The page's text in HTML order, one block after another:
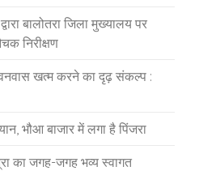
बालोतरा जिला मुख्यालय पर
निरीक्षण
खत्म करने का दृढ़ संकल्प :
भौआ बाजार में लगा है पिंजरा
का जगह-जगह भव्य स्वागत